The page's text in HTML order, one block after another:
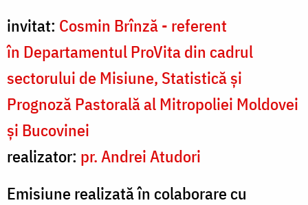
invitat: Cosmin Brînză - referent
în Departamentul ProVita din cadrul
sectorului de Misiune, Statistică și
Prognoză Pastorală al Mitropoliei Moldovei
și Bucovinei
realizator: pr. Andrei Atudori
Emisiune realizată în colaborare cu